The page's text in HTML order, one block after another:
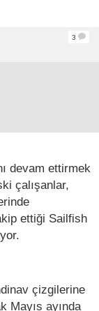
3
devam ettirmek
çalışanlar,
ettiği Sailfish
çizgilerine
Mayıs ayında